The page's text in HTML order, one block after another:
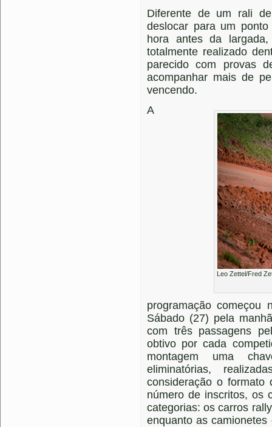
Diferente de um rali
deslocar para um
hora antes da
totalmente realizado
parecido com provas
acompanhar mais de
vencendo.
Leo Zettel/Fred
A
programação começou
Sábado (27) pela
com três passagens
obtivo por cada
montagem uma
eliminatórias,
consideração o
número de inscritos, os
categorias: os carros
enquanto as